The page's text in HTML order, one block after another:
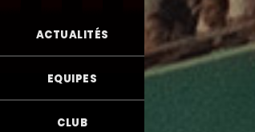
ACTUALITÉS
EQUIPES
CLUB